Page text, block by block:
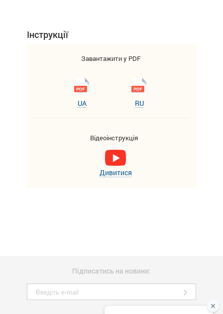
Інструкції
Завантажити у PDF
UA RU
Відеоінструкція
Дивитися
Підписатись на новини: